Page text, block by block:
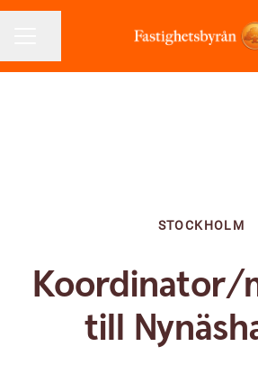
STOCKHOLM
Koordinator/
till